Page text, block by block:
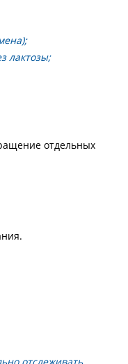
лактозы;
отдельных